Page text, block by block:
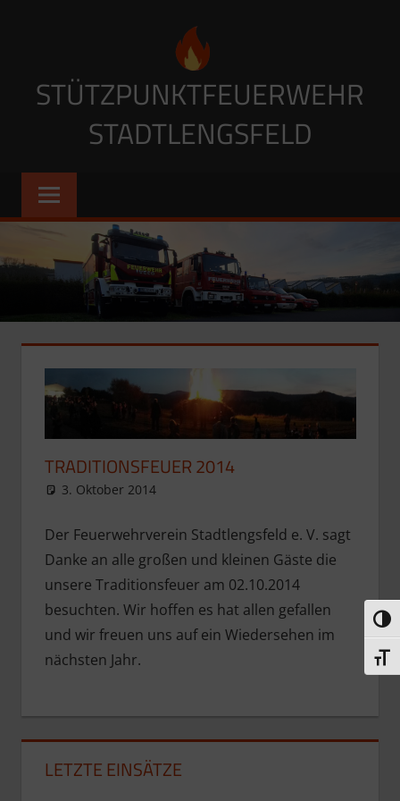
STÜTZPUNKTFEUERWEHR
STADTLENGSFELD
TRADITIONSFEUER 2014
3. Oktober 2014
Der Feuerwehrverein Stadtlengsfeld e. V. sagt
Danke an alle großen und kleinen Gäste die
unsere Traditionsfeuer am 02.10.2014
besuchten. Wir hoffen es hat allen gefallen
und wir freuen uns auf ein Wiedersehen im
nächsten Jahr.
LETZTE EINSÄTZE